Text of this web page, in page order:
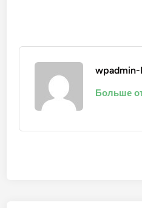
wpadmin-
Больше